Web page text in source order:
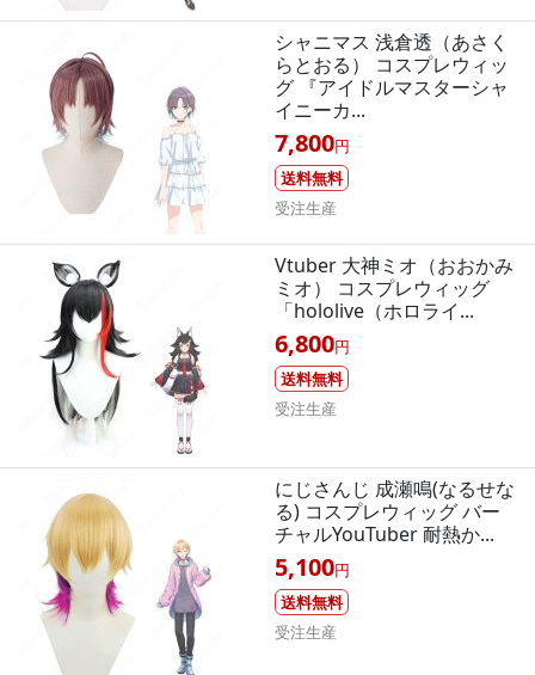
シャニマス 浅倉透（あさく
らとおる） コスプレウィッ
グ 『アイドルマスターシャ
イニーカ...
7,800円
送料無料
受注生産
Vtuber 大神ミオ（おおかみ
ミオ） コスプレウィッグ
「hololive（ホロライ...
6,800円
送料無料
受注生産
にじさんじ 成瀬鳴(なるせな
る) コスプレウィッグ バー
チャルYouTuber 耐熱か...
5,100円
送料無料
受注生産